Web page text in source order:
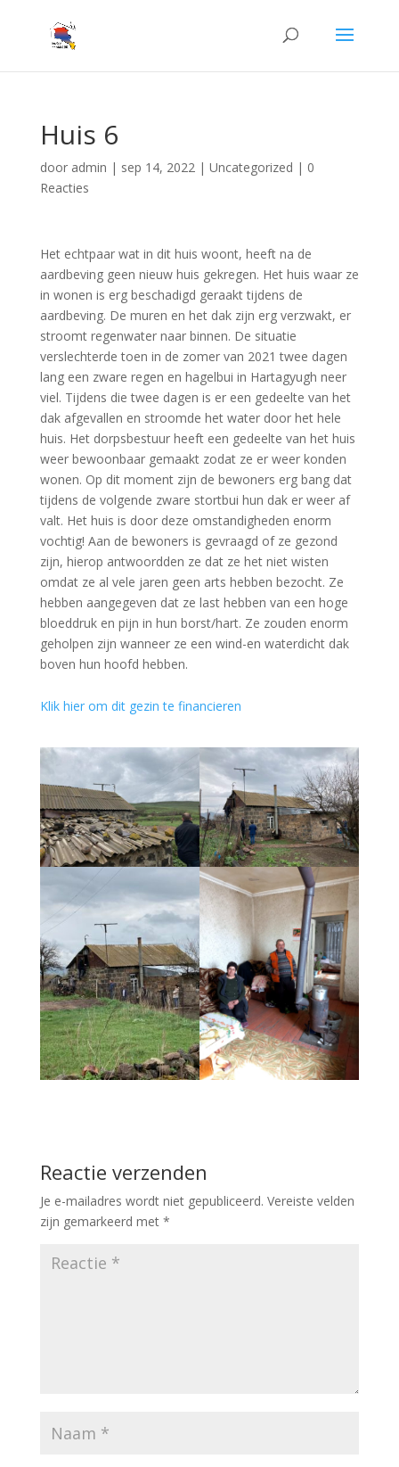
Huis 6
door admin | sep 14, 2022| Uncategorized | 0
Reacties
Het echtpaar wat in dit huis woont, heeft na de
aardbeving geen nieuw huis gekregen. Het huis waar ze
in wonen is erg beschadigd geraakt tijdens de
aardbeving. De muren en het dak zijn erg verzwakt, er
stroomt regenwater naar binnen. De situatie
verslechterde toen in de zomer van 2021 twee dagen
lang een zware regen en hagelbui in Hartagyugh neer
viel. Tijdens die twee dagen is er een gedeelte van het
dak afgevallen en stroomde het water door het hele
huis. Het dorpsbestuur heeft een gedeelte van het huis
weer bewoonbaar gemaakt zodat ze er weer konden
wonen. Op dit moment zijn de bewoners erg bang dat
tijdens de volgende zware stortbui hun dak er weer af
valt. Het huis is door deze omstandigheden enorm
vochtig! Aan de bewoners is gevraagd of ze gezond
zijn, hierop antwoordden ze dat ze het niet wisten
omdat ze al vele jaren geen arts hebben bezocht. Ze
hebben aangegeven dat ze last hebben van een hoge
bloeddruk en pijn in hun borst/hart. Ze zouden enorm
geholpen zijn wanneer ze een wind-en waterdicht dak
boven hun hoofd hebben.
Klik hier om dit gezin te financieren
Reactie verzenden
Je e-mailadres wordt niet gepubliceerd. Vereiste velden
zijn gemarkeerd met *